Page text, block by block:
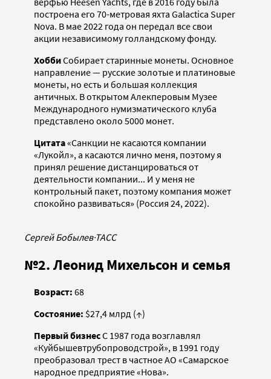
построена его 70-метровая яхта Galactica Super
Nova. В мае 2022 года он передал все свои
акции независимому голландскому фонду.
ХоббиСобирает старинные монеты. Основное
направление — русские золотые и платиновые
монеты, но есть и большая коллекция
античных. В открытом Алекперовым Музее
Международного нумизматического клуба
представлено около 5000 монет.
Цитата«Санкции не касаются компании
«Лукойл», а касаются лично меня, поэтому я
принял решение дистанцироваться от
деятельности компании... И у меня не
контрольный пакет, поэтому компания может
спокойно развиваться» (Россия 24, 2022).
Сергей Бобылев·ТАСС
№2. Леонид Михельсон и семья
Возраст: 68
Состояние: $27,4 млрд (↑)
Первый бизнесС 1987 года возглавлял
«Куйбышевтрубопроводстрой», в 1991 году
преобразовал трест в частное АО «Самарское
народное предприятие «Нова».